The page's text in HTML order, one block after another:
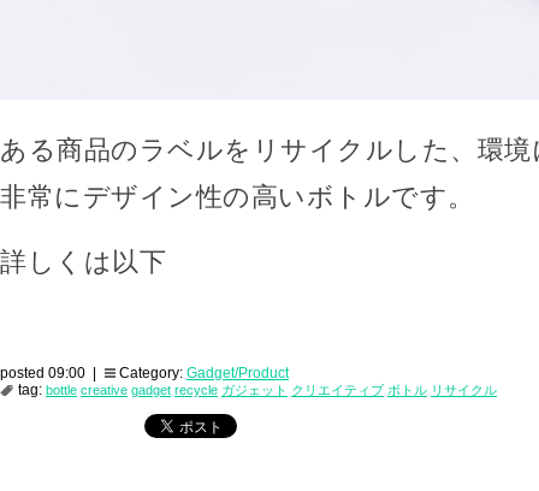
ある商品のラベルをリサイクルした、環
非常にデザイン性の高いボトルです。
詳しくは以下
posted 09:00 | Category: Gadget/Product
tag: bottle creative gadget recycle ガジェット クリエイティブ ボトル リサイクル